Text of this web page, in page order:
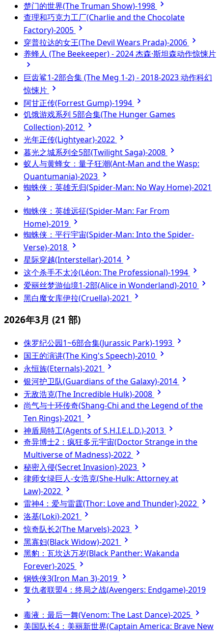
楚门的世界(The Truman Show)-1998
查理和巧克力工厂(Charlie and the Chocolate
Factory)-2005
穿普拉达的女王(The Devil Wears Prada)-2006
养蜂人 (The Beekeeper) - 2024 杰森·斯坦森动作惊悚片
巨齿鲨1-2部合集 (The Meg 1-2) - 2018-2023 动作科幻
惊悚片
阿甘正传(Forrest Gump)-1994
饥饿游戏系列 5部合集(The Hunger Games
Collection)-2012
光年正传(Lightyear)-2022
暮光之城系列全5部(Twilight Saga)-2008
蚁人与黄蜂女：量子狂潮(Ant-Man and the Wasp:
Quantumania)-2023
蜘蛛侠：英雄无归(Spider-Man: No Way Home)-2021
蜘蛛侠：英雄远征(Spider-Man: Far From
Home)-2019
蜘蛛侠：平行宇宙(Spider-Man: Into the Spider-
Verse)-2018
星际穿越(Interstellar)-2014
这个杀手不太冷(Léon: The Professional)-1994
爱丽丝梦游仙境1-2部(Alice in Wonderland)-2010
黑白魔女库伊拉(Cruella)-2021
2026年3月 (21 部)
侏罗纪公园1~6部合集(Jurassic Park)-1993
国王的演讲(The King's Speech)-2010
永恒族(Eternals)-2021
银河护卫队(Guardians of the Galaxy)-2014
无敌浩克(The Incredible Hulk)-2008
尚气与十环传奇(Shang-Chi and the Legend of the
Ten Rings)-2021
神盾局特工(Agents of S.H.I.E.L.D.)-2013
奇异博士2：疯狂多元宇宙(Doctor Strange in the
Multiverse of Madness)-2022
秘密入侵(Secret Invasion)-2023
律师女绿巨人-女浩克(She-Hulk: Attorney at
Law)-2022
雷神4：爱与雷霆(Thor: Love and Thunder)-2022
洛基(Loki)-2021
惊奇队长2(The Marvels)-2023
黑寡妇(Black Widow)-2021
黑豹：瓦坎达万岁(Black Panther: Wakanda
Forever)-2025
钢铁侠3(Iron Man 3)-2019
复仇者联盟4：终局之战(Avengers: Endgame)-2019
毒液：最后一舞(Venom: The Last Dance)-2025
美国队长4：美丽新世界(Captain America: Brave New